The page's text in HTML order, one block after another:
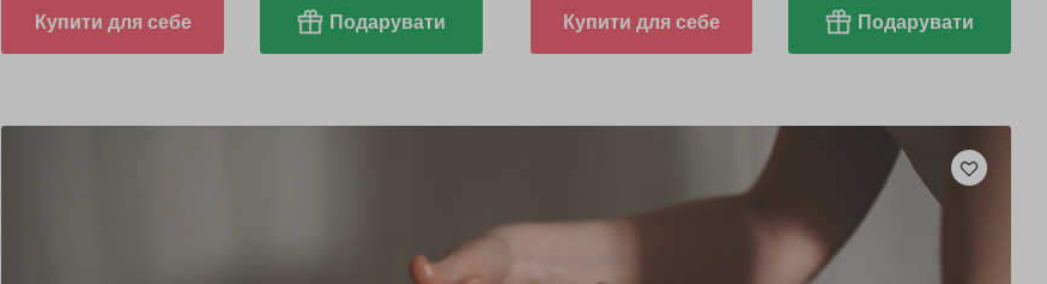
Купити для себе Подарувати Купити для себе Подарувати